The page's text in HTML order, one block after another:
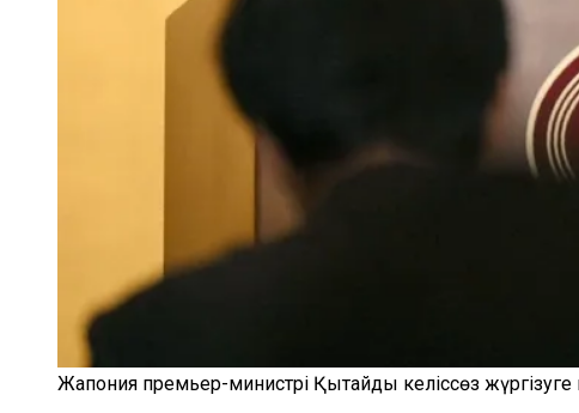
Жапония премьер-министрі Қытайды келіссөз